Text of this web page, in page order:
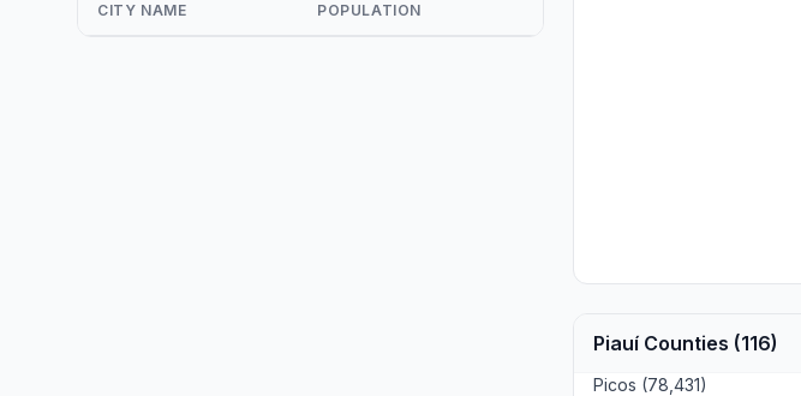
CITY NAME POPULATION
Piauí Counties (116)
Picos (78,431)